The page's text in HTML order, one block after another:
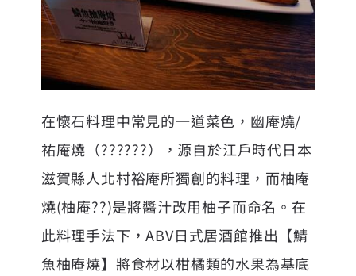
在懷石料理中常見的一道菜色，幽庵燒/
祐庵燒（??????），源自於江戶時代日本
滋賀縣人北村裕庵所獨創的料理，而柚庵
燒(柚庵??)是將醬汁改用柚子而命名。在
此料理手法下，ABV日式居酒館推出【鯖
魚柚庵燒】將食材以柑橘類的水果為基底